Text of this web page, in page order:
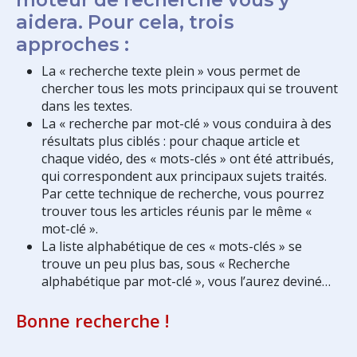
aidera. Pour cela, trois
approches :
La « recherche texte plein » vous permet de
chercher tous les mots principaux qui se trouvent
dans les textes.
La « recherche par mot-clé » vous conduira à des
résultats plus ciblés : pour chaque article et
chaque vidéo, des « mots-clés » ont été attribués,
qui correspondent aux principaux sujets traités.
Par cette technique de recherche, vous pourrez
trouver tous les articles réunis par le même «
mot-clé ».
La liste alphabétique de ces « mots-clés » se
trouve un peu plus bas, sous « Recherche
alphabétique par mot-clé », vous l’aurez deviné…
Bonne recherche !